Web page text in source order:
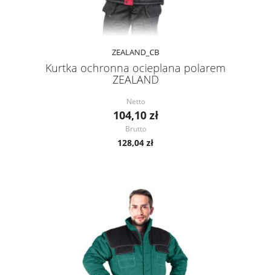
ZEALAND_CB
Kurtka ochronna ocieplana polarem
ZEALAND
Netto
104,10 zł
Brutto
128,04 zł